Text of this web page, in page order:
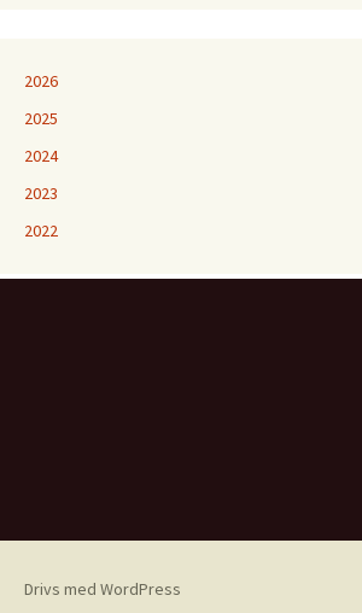
2026
2025
2024
2023
2022
Drivs med WordPress